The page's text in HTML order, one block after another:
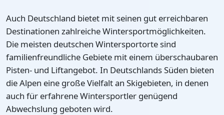
Auch Deutschland bietet mit seinen gut erreichbaren
Destinationen zahlreiche Wintersportmöglichkeiten.
Die meisten deutschen Wintersportorte sind
familienfreundliche Gebiete mit einem überschaubaren
Pisten- und Liftangebot. In Deutschlands Süden bieten
die Alpen eine große Vielfalt an Skigebieten, in denen
auch für erfahrene Wintersportler genügend
Abwechslung geboten wird.